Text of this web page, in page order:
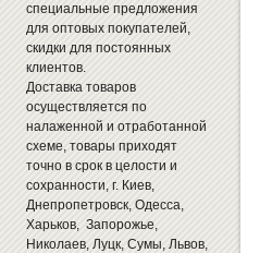
специальные предложения
для оптовых покупателей,
скидки для постоянных
клиентов.
Доставка товаров
осуществляется по
налаженной и отработанной
схеме, товары приходят
точно в срок в целости и
сохранности, г. Киев,
Днепропетровск, Одесса,
Харьков, Запорожье,
Николаев, Луцк, Сумы, Львов,